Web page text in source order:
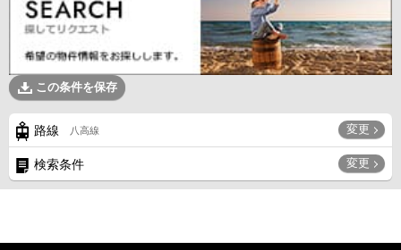
この条件を保存
路線 八高線 変更
検索条件 変更